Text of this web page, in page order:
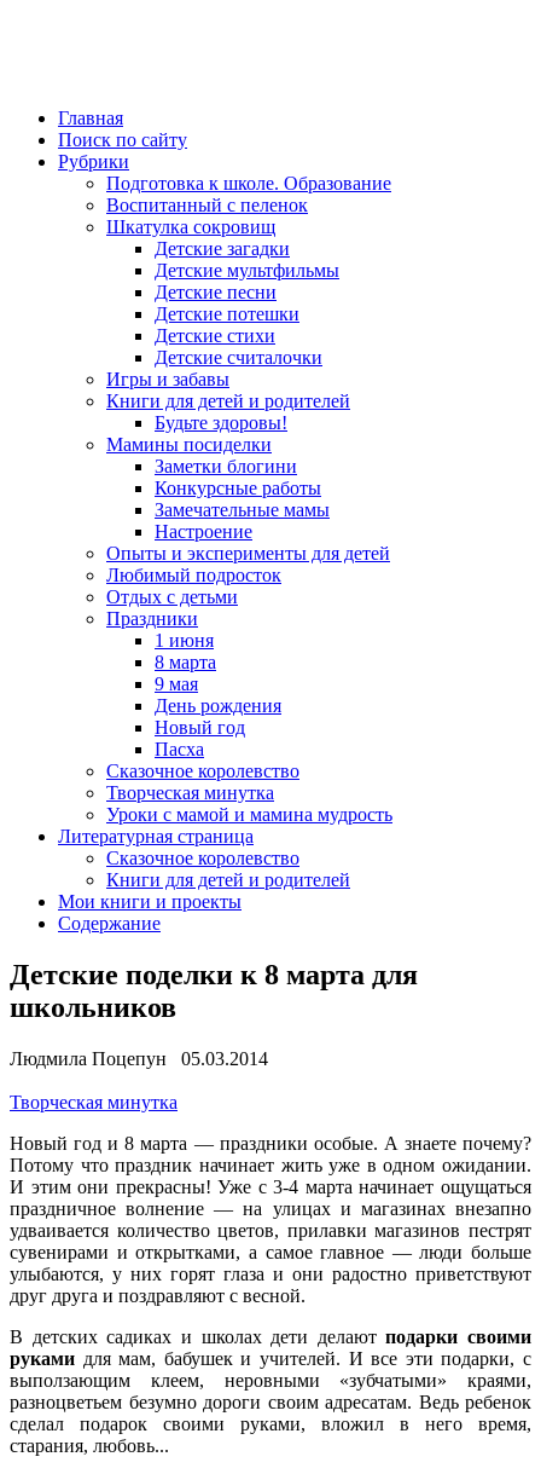
Главная
Поиск по сайту
Рубрики
Подготовка к школе. Образование
Воспитанный с пеленок
Шкатулка сокровищ
Детские загадки
Детские мультфильмы
Детские песни
Детские потешки
Детские стихи
Детские считалочки
Игры и забавы
Книги для детей и родителей
Будьте здоровы!
Мамины посиделки
Заметки блогини
Конкурсные работы
Замечательные мамы
Настроение
Опыты и эксперименты для детей
Любимый подросток
Отдых с детьми
Праздники
1 июня
8 марта
9 мая
День рождения
Новый год
Пасха
Сказочное королевство
Творческая минутка
Уроки с мамой и мамина мудрость
Литературная страница
Сказочное королевство
Книги для детей и родителей
Мои книги и проекты
Содержание
Детские поделки к 8 марта для
школьников
Людмила Поцепун 05.03.2014
Творческая минутка
Новый год и 8 марта — праздники особые. А знаете почему?
Потому что праздник начинает жить уже в одном ожидании.
И этим они прекрасны! Уже с 3-4 марта начинает ощущаться
праздничное волнение — на улицах и магазинах внезапно
удваивается количество цветов, прилавки магазинов пестрят
сувенирами и открытками, а самое главное — люди больше
улыбаются, у них горят глаза и они радостно приветствуют
друг друга и поздравляют с весной.
В детских садиках и школах дети делаютподарки своими
руками для мам, бабушек и учителей. И все эти подарки, с
выползающим клеем, неровными «зубчатыми» краями,
разноцветьем безумно дороги своим адресатам. Ведь ребенок
сделал подарок своими руками, вложил в него время,
старания, любовь...